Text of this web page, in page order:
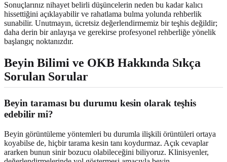
Sonuçlarınız nihayet belirli düşüncelerin neden bu kadar kalıcı
hissettiğini açıklayabilir ve rahatlama bulma yolunda rehberlik
sunabilir. Unutmayın, ücretsiz değerlendirmemiz bir teşhis değildir;
daha derin bir anlayışa ve gerekirse profesyonel rehberliğe yönelik
başlangıç noktanızdır.
Beyin Bilimi ve OKB Hakkında Sıkça
Sorulan Sorular
Beyin taraması bu durumu kesin olarak teşhis
edebilir mi?
Beyin görüntüleme yöntemleri bu durumla ilişkili örüntüleri ortaya
koyabilse de, hiçbir tarama kesin tanı koydurmaz. Açık cevaplar
ararken bunun sinir bozucu olabileceğini biliyoruz. Klinisyenler,